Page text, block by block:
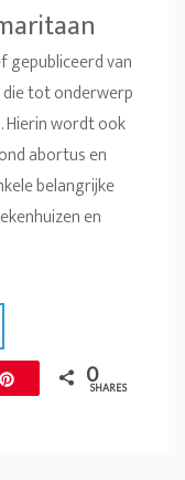
gepubliceerd van
tot onderwerp
Hierin wordt ook
abortus en
belangrijke
en
0
SHARES